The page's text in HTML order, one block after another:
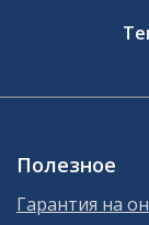
Полезное
Гарантия на